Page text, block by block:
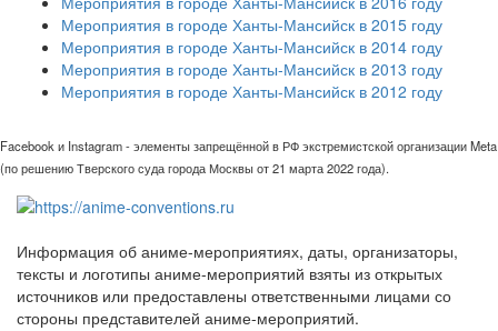
Мероприятия в городе Ханты-Мансийск в 2015 году
Мероприятия в городе Ханты-Мансийск в 2014 году
Мероприятия в городе Ханты-Мансийск в 2013 году
Мероприятия в городе Ханты-Мансийск в 2012 году
Facebook и Instagram - элементы запрещённой в РФ экстремистской организации Meta
(по решению Тверского суда города Москвы от 21 марта 2022 года).
Информация об аниме-мероприятиях, даты, организаторы,
тексты и логотипы аниме-мероприятий взяты из открытых
источников или предоставлены ответственными лицами со
стороны представителей аниме-мероприятий.